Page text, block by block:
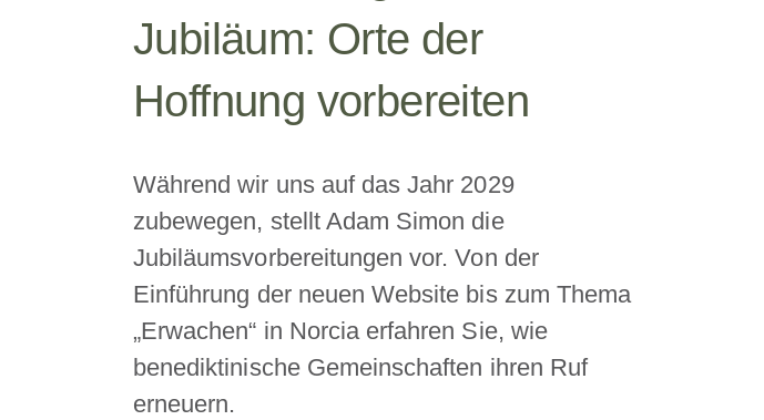
Jubiläum: Orte der
Hoffnung vorbereiten
Während wir uns auf das Jahr 2029
zubewegen, stellt Adam Simon die
Jubiläumsvorbereitungen vor. Von der
Einführung der neuen Website bis zum Thema
„Erwachen“ in Norcia erfahren Sie, wie
benediktinische Gemeinschaften ihren Ruf
erneuern.